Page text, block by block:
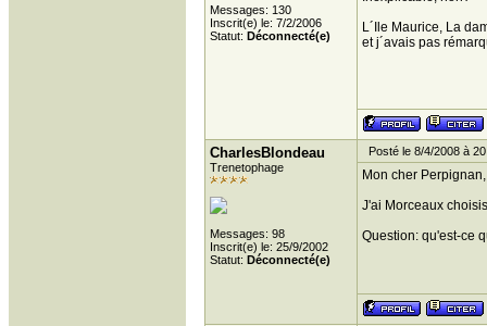
Messages: 130
Inscrit(e) le: 7/2/2006
Statut: Déconnecté(e)
L´Ile Maurice, La
et j´avais pas
CharlesBlondeau
Trenetophage
Messages: 98
Inscrit(e) le: 25/9/2002
Statut: Déconnecté(e)
Posté le 8/4/2008 à
Mon cher
J'ai Morceaux
Question: qu'est-ce